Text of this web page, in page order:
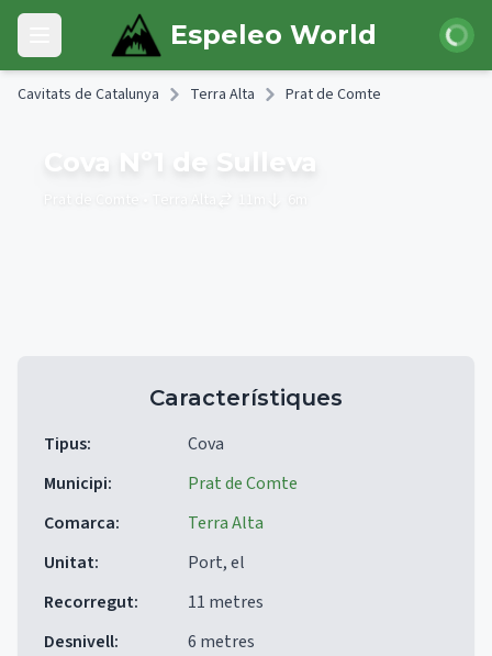
Skip to main content
Open main menu Espeleo World Iniciar
Cavitats de Catalunya Terra Alta Prat de Comte
Cova Nº1 de Sulleva
Característiques
Tipus:
Cova
Municipi:
Prat de Comte
Comarca:
Terra Alta
Unitat:
Port, el
Recorregut:
11 metres
Desnivell:
6 metres